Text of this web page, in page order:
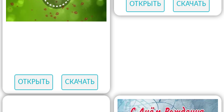
ОТКРЫТЬ СКАЧАТЬ
ОТКРЫТЬ СКАЧАТЬ